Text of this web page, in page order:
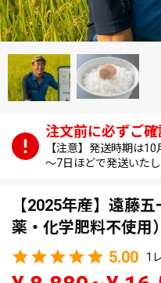
【注意】発送時期は
～7日ほどで発送いたし
【2025年産】遠藤
薬・化学肥料不使用
5.00
1